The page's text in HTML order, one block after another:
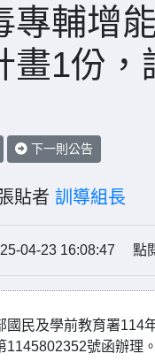
專輔增能
畫1份，
下一則公告
貼者 訓導組長
04-23 16:08:47 點
國民及學前教育署114
1145802352號函辦理。